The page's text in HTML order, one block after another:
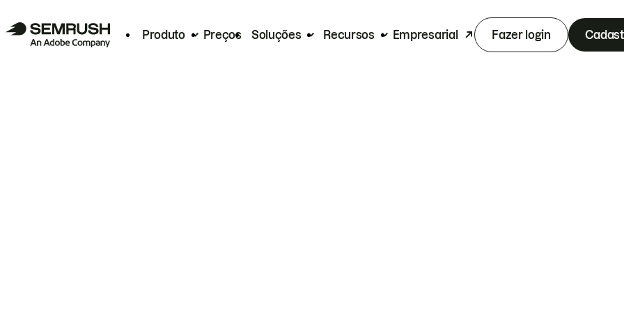
Produto Preços Soluções Recursos Empresarial Fazer login